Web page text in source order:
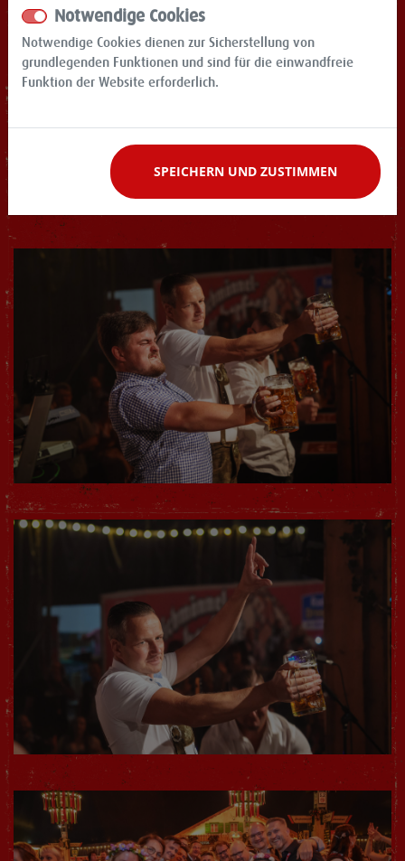
Notwendige Cookies
Notwendige Cookies dienen zur Sicherstellung von
grundlegenden Funktionen und sind für die einwandfreie
Funktion der Website erforderlich.
SPEICHERN UND ZUSTIMMEN